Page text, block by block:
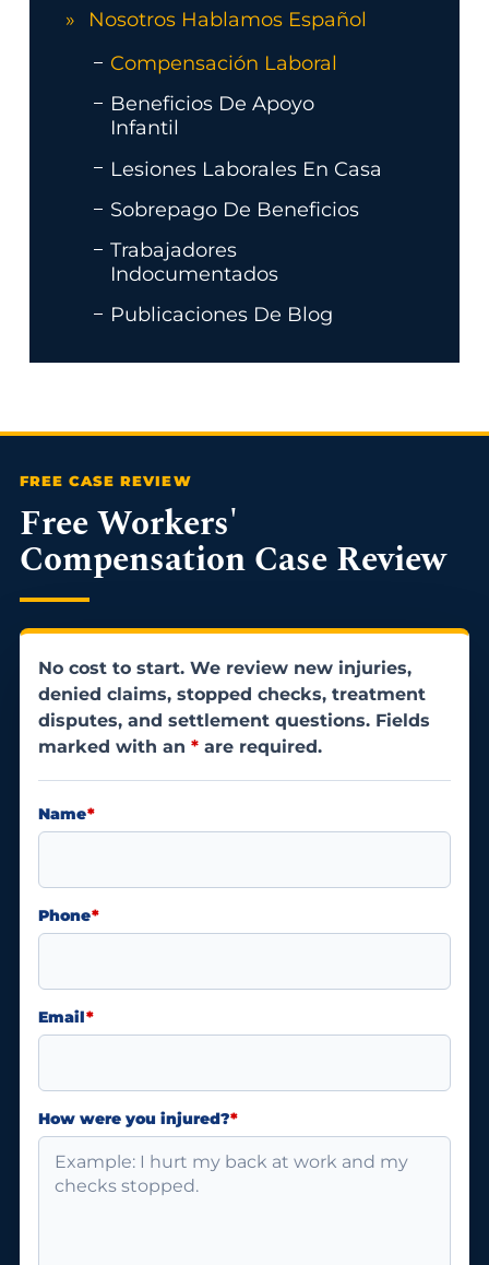
Nosotros Hablamos Español
Compensación Laboral
Beneficios De Apoyo
Infantil
Lesiones Laborales En Casa
Sobrepago De Beneficios
Trabajadores
Indocumentados
Publicaciones De Blog
Free Workers'
Compensation Case Review
No cost to start. We review new injuries,
denied claims, stopped checks, treatment
disputes, and settlement questions. Fields
marked with an *are required.
Name*
Phone*
Email*
How were you injured?*